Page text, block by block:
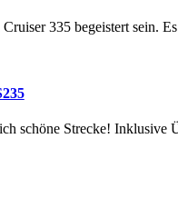
335 begeistert sein.
schöne Strecke! Inklusive